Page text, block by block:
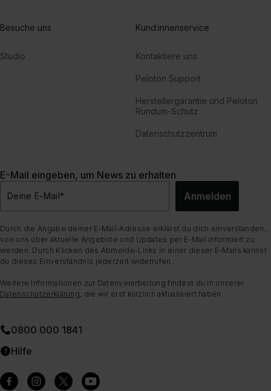
Besuche uns
Studio
Kund:innenservice
Kontaktiere uns
Peloton Support
Herstellergarantie und Peloton
Rundum-Schutz
Datenschutzzentrum
E-Mail eingeben, um News zu erhalten
Deine E-Mail* Anmelden
Durch die Angabe deiner E-Mail-Adresse erklärst du dich einverstanden,
von uns über aktuelle Angebote und Updates per E-Mail informiert zu
werden. Durch Klicken des Abmelde-Links in einer dieser E-Mails kannst
du dieses Einverständnis jederzeit widerrufen.
Weitere Informationen zur Datenverarbeitung findest du in unserer
Datenschutzerklärung , die wir erst kürzlich aktualisiert haben.
0800 000 1841
Hilfe